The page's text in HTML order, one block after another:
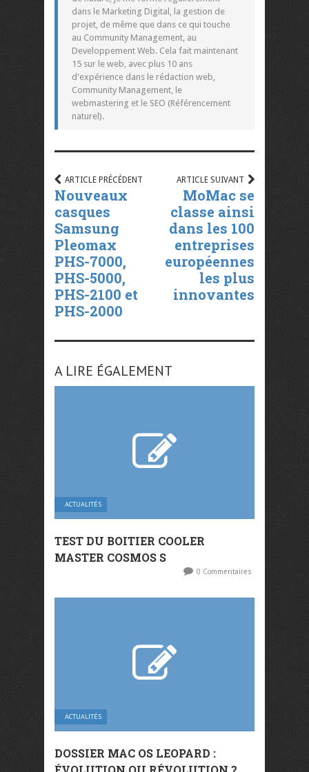
dans le Marketing Digital, la gestion de
projet, de même que dans ce qui touche
au Community Management, au
Developpement Web. Cela fait maintenant
15 sur le web, avec plus 10 ans
d'expérience dans le rédaction web,
Community Management, le
webmastering et le SEO (Référencement
naturel).
ARTICLE PRÉCÉDENT
Nouveaux
casques
Samsung
Pleomax
PHS-7000,
PHS-5000,
PHS-2100 et
PHS-2000
ARTICLE SUIVANT
MoMac se
classe ainsi
dans les 100
entreprises
européennes
les plus
innovantes
A LIRE ÉGALEMENT
ACTUALITÉS
TEST DU BOITIER COOLER
MASTER COSMOS S
0 Commentaires
ACTUALITÉS
DOSSIER MAC OS LEOPARD :